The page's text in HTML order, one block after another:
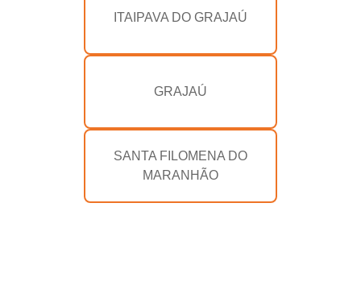
ITAIPAVA DO GRAJAÚ
GRAJAÚ
SANTA FILOMENA DO
MARANHÃO